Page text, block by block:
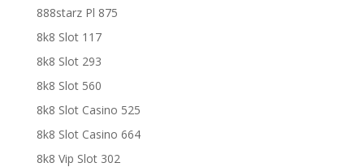
888starz Pl 875
8k8 Slot 117
8k8 Slot 293
8k8 Slot 560
8k8 Slot Casino 525
8k8 Slot Casino 664
8k8 Vip Slot 302